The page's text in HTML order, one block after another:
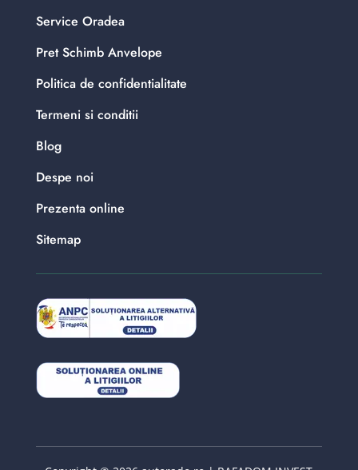
Service Oradea
Pret Schimb Anvelope
Politica de confidentialitate
Termeni si conditii
Blog
Despe noi
Prezenta online
Sitemap